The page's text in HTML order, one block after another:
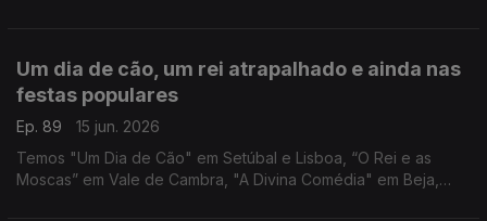
Um dia de cão, um rei atrapalhado e ainda nas
festas populares
Ep. 89
15 jun. 2026
Temos "Um Dia de Cão" em Setúbal e Lisboa, “O Rei e as
Moscas” em Vale de Cambra, "A Divina Comédia" em Beja,